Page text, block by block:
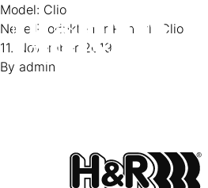
Zum Inhalt springen
Model: Clio
Neue Produkte für Renault Clio
11. November 2019
By admin